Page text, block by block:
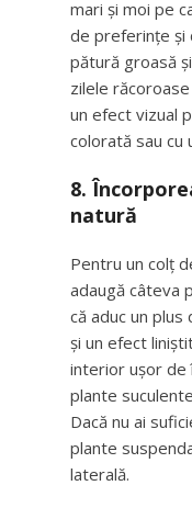
mari și moi pe
de preferințe și
pătură groasă
zilele
un efect vizual
colorată sau cu
8.
natură
Pentru un colț
adaugă câteva
că aduc un
și un efect
interior ușor de
plante
Dacă nu ai
plante
laterală.